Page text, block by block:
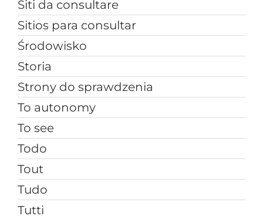
Siti da consultare
Sitios para consultar
Środowisko
Storia
Strony do sprawdzenia
To autonomy
To see
Todo
Tout
Tudo
Tutti